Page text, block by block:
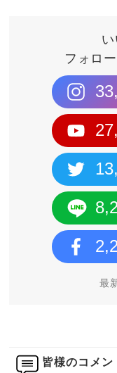
フォロ
最
皆様のコメン